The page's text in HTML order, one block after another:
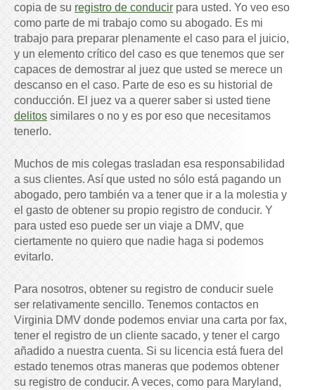
copia de su registro de conducir para usted. Yo veo eso
como parte de mi trabajo como su abogado. Es mi
trabajo para preparar plenamente el caso para el juicio,
y un elemento crítico del caso es que tenemos que ser
capaces de demostrar al juez que usted se merece un
descanso en el caso. Parte de eso es su historial de
conducción. El juez va a querer saber si usted tiene
delitos similares o no y es por eso que necesitamos
tenerlo.
Muchos de mis colegas trasladan esa responsabilidad
a sus clientes. Así que usted no sólo está pagando un
abogado, pero también va a tener que ir a la molestia y
el gasto de obtener su propio registro de conducir. Y
para usted eso puede ser un viaje a DMV, que
ciertamente no quiero que nadie haga si podemos
evitarlo.
Para nosotros, obtener su registro de conducir suele
ser relativamente sencillo. Tenemos contactos en
Virginia DMV donde podemos enviar una carta por fax,
tener el registro de un cliente sacado, y tener el cargo
añadido a nuestra cuenta. Si su licencia está fuera del
estado tenemos otras maneras que podemos obtener
su registro de conducir. A veces, como para Maryland,